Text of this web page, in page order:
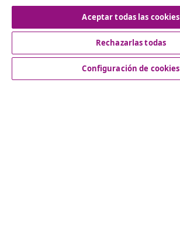
Servicio al Cliente
Empresas
Aceptar todas las cookies
Rechazarlas todas
Configuración de cookies